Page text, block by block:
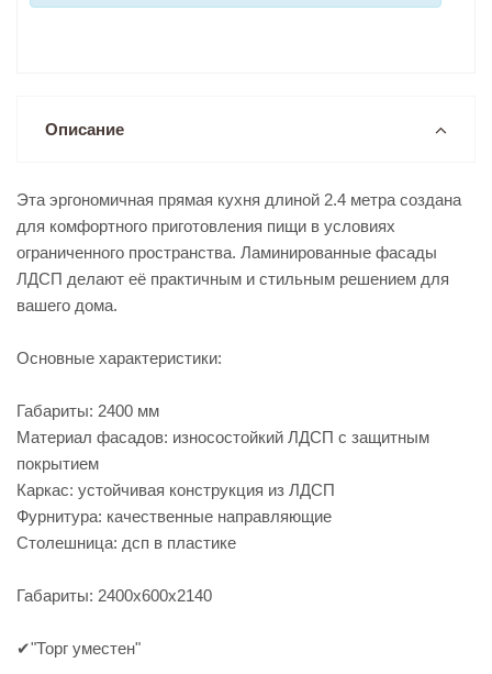
Описание
Эта эргономичная прямая кухня длиной 2.4 метра создана
для комфортного приготовления пищи в условиях
ограниченного пространства. Ламинированные фасады
ЛДСП делают её практичным и стильным решением для
вашего дома.
Основные характеристики:
Габариты: 2400 мм
Материал фасадов: износостойкий ЛДСП с защитным
покрытием
Каркас: устойчивая конструкция из ЛДСП
Фурнитура: качественные направляющие
Столешница: дсп в пластике
Габариты: 2400х600х2140
✔"Торг уместен"